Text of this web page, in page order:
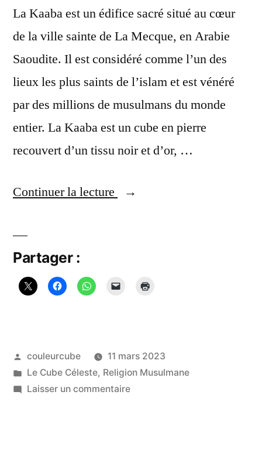
La Kaaba est un édifice sacré situé au cœur
de la ville sainte de La Mecque, en Arabie
Saoudite. Il est considéré comme l’un des
lieux les plus saints de l’islam et est vénéré
par des millions de musulmans du monde
entier. La Kaaba est un cube en pierre
recouvert d’un tissu noir et d’or, …
Continuer la lecture
« La
Partager :
Publié
par
couleurcube
11 mars 2023
Publié
dans
Le Cube Céleste, Religion Musulmane
Laisser un commentairesur